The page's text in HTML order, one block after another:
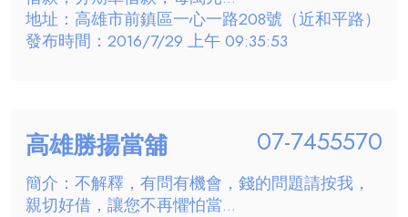
地址：高雄市前鎮區一心一路208號（近和平路）
發布時間：2016/7/29 上午 09:35:53
高雄勝揚當舖 07-7455570
簡介：不解釋，有問有機會，錢的問題請按我，
親切好借，讓您不再懼怕當...